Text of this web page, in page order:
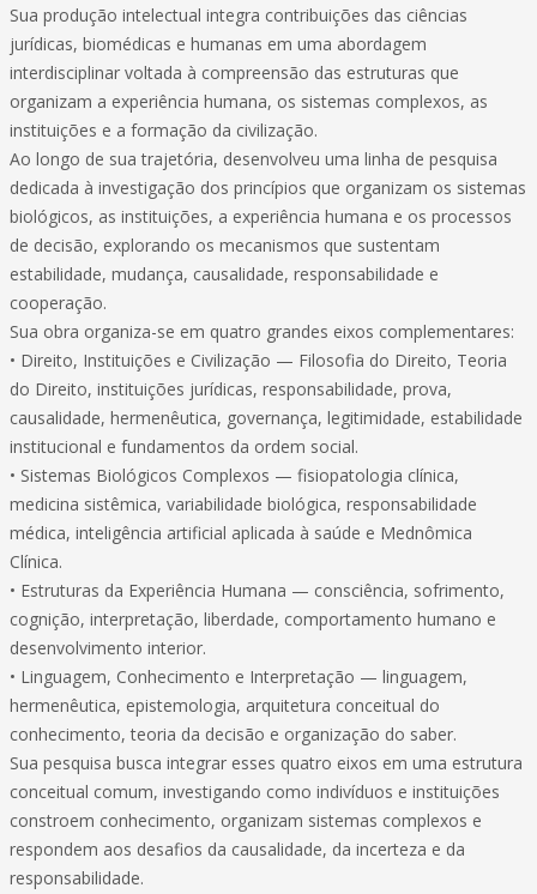
Sua produção intelectual integra contribuições das ciências
jurídicas, biomédicas e humanas em uma abordagem
interdisciplinar voltada à compreensão das estruturas que
organizam a experiência humana, os sistemas complexos, as
instituições e a formação da civilização.
Ao longo de sua trajetória, desenvolveu uma linha de pesquisa
dedicada à investigação dos princípios que organizam os sistemas
biológicos, as instituições, a experiência humana e os processos
de decisão, explorando os mecanismos que sustentam
estabilidade, mudança, causalidade, responsabilidade e
cooperação.
Sua obra organiza-se em quatro grandes eixos complementares:
• Direito, Instituições e Civilização — Filosofia do Direito, Teoria
do Direito, instituições jurídicas, responsabilidade, prova,
causalidade, hermenêutica, governança, legitimidade, estabilidade
institucional e fundamentos da ordem social.
• Sistemas Biológicos Complexos — fisiopatologia clínica,
medicina sistêmica, variabilidade biológica, responsabilidade
médica, inteligência artificial aplicada à saúde e Mednômica
Clínica.
• Estruturas da Experiência Humana — consciência, sofrimento,
cognição, interpretação, liberdade, comportamento humano e
desenvolvimento interior.
• Linguagem, Conhecimento e Interpretação — linguagem,
hermenêutica, epistemologia, arquitetura conceitual do
conhecimento, teoria da decisão e organização do saber.
Sua pesquisa busca integrar esses quatro eixos em uma estrutura
conceitual comum, investigando como indivíduos e instituições
constroem conhecimento, organizam sistemas complexos e
respondem aos desafios da causalidade, da incerteza e da
responsabilidade.